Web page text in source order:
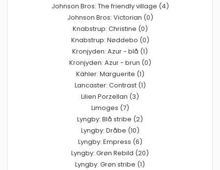
Johnson Bros: The friendly village (4)
Johnson Bros: Victorian (0)
Knabstrup: Christine (0)
Knabstrup: Nøddebo (0)
Kronjyden: Azur - blå (1)
Kronjyden: Azur - brun (0)
Kähler: Marguerite (1)
Lancaster: Contrast (1)
Lilien Porzellan (3)
Limoges (7)
Lyngby: Blå stribe (2)
Lyngby: Dråbe (10)
Lyngby: Empress (6)
Lyngby: Grøn Rebild (20)
Lyngby: Grøn stribe (1)